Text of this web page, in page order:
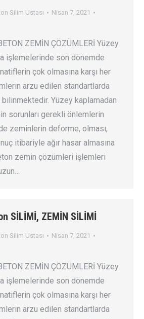
Silim Ustası
Nisan 7, 2021
ZEMİN ÇÖZÜMLERİ Yüzey
işlemelerinde son dönemde
çok olmasına karşı her
arzu edilen standartlarda
Yüzey kaplamadan
sorunları gerekli önlemlerin
zeminlerin deforme, olması,
itibariyle ağır hasar almasına
zemin çözümleri işlemleri
SİLİMİ, ZEMİN SİLİMİ
Silim Ustası
Nisan 7, 2021
ZEMİN ÇÖZÜMLERİ Yüzey
işlemelerinde son dönemde
çok olmasına karşı her
arzu edilen standartlarda